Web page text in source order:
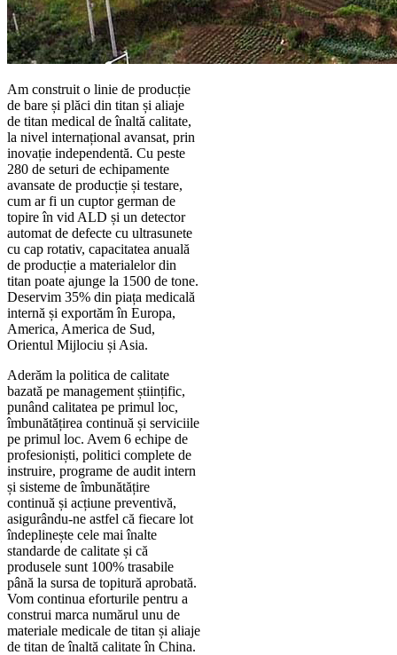
Am construit o linie de producție
de bare și plăci din titan și aliaje
de titan medical de înaltă calitate,
la nivel internațional avansat, prin
inovație independentă. Cu peste
280 de seturi de echipamente
avansate de producție și testare,
cum ar fi un cuptor german de
topire în vid ALD și un detector
automat de defecte cu ultrasunete
cu cap rotativ, capacitatea anuală
de producție a materialelor din
titan poate ajunge la 1500 de tone.
Deservim 35% din piața medicală
internă și exportăm în Europa,
America, America de Sud,
Orientul Mijlociu și Asia.
Aderăm la politica de calitate
bazată pe management științific,
punând calitatea pe primul loc,
îmbunătățirea continuă și serviciile
pe primul loc. Avem 6 echipe de
profesioniști, politici complete de
instruire, programe de audit intern
și sisteme de îmbunătățire
continuă și acțiune preventivă,
asigurându-ne astfel că fiecare lot
îndeplinește cele mai înalte
standarde de calitate și că
produsele sunt 100% trasabile
până la sursa de topitură aprobată.
Vom continua eforturile pentru a
construi marca numărul unu de
materiale medicale de titan și aliaje
de titan de înaltă calitate în China.